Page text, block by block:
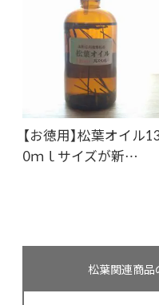
【お徳用】松葉オイル
0ｍｌサイズが新…
松葉関連商品